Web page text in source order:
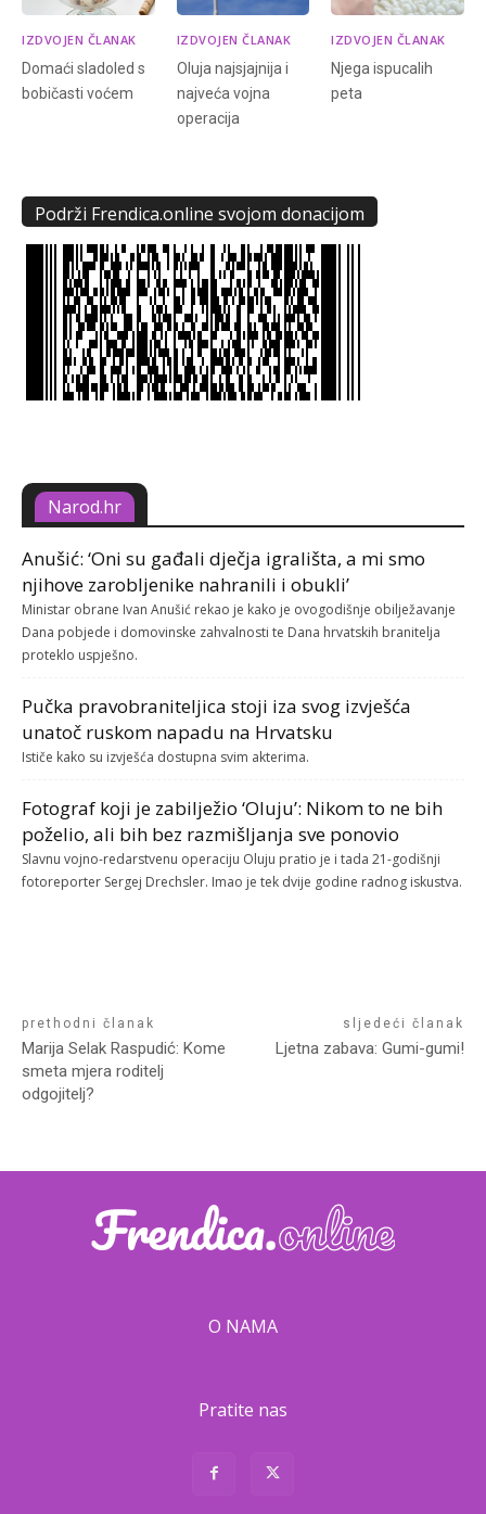
IZDVOJEN ČLANAK
Domaći sladoled s
bobičasti voćem
IZDVOJEN ČLANAK
Oluja najsjajnija i
najveća vojna
operacija
IZDVOJEN ČLANAK
Njega ispucalih
peta
Podrži Frendica.online svojom donacijom
Narod.hr
Anušić: ‘Oni su gađali dječja igrališta, a mi smo
njihove zarobljenike nahranili i obukli’
Ministar obrane Ivan Anušić rekao je kako je ovogodišnje obilježavanje
Dana pobjede i domovinske zahvalnosti te Dana hrvatskih branitelja
proteklo uspješno.
Pučka pravobraniteljica stoji iza svog izvješća
unatoč ruskom napadu na Hrvatsku
Ističe kako su izvješća dostupna svim akterima.
Fotograf koji je zabilježio ‘Oluju’: Nikom to ne bih
poželio, ali bih bez razmišljanja sve ponovio
Slavnu vojno-redarstvenu operaciju Oluju pratio je i tada 21-godišnji
fotoreporter Sergej Drechsler. Imao je tek dvije godine radnog iskustva.
prethodni članak
Marija Selak Raspudić: Kome
smeta mjera roditelj
odgojitelj?
sljedeći članak
Ljetna zabava: Gumi-gumi!
O NAMA
Pratite nas